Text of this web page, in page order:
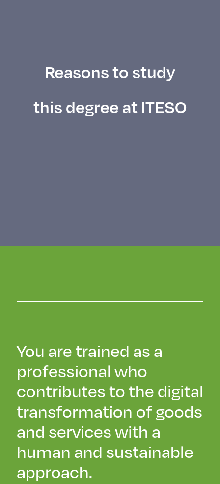
Reasons to study
this degree at ITESO
You are trained as a
professional who
contributes to the digital
transformation of goods
and services with a
human and sustainable
approach.